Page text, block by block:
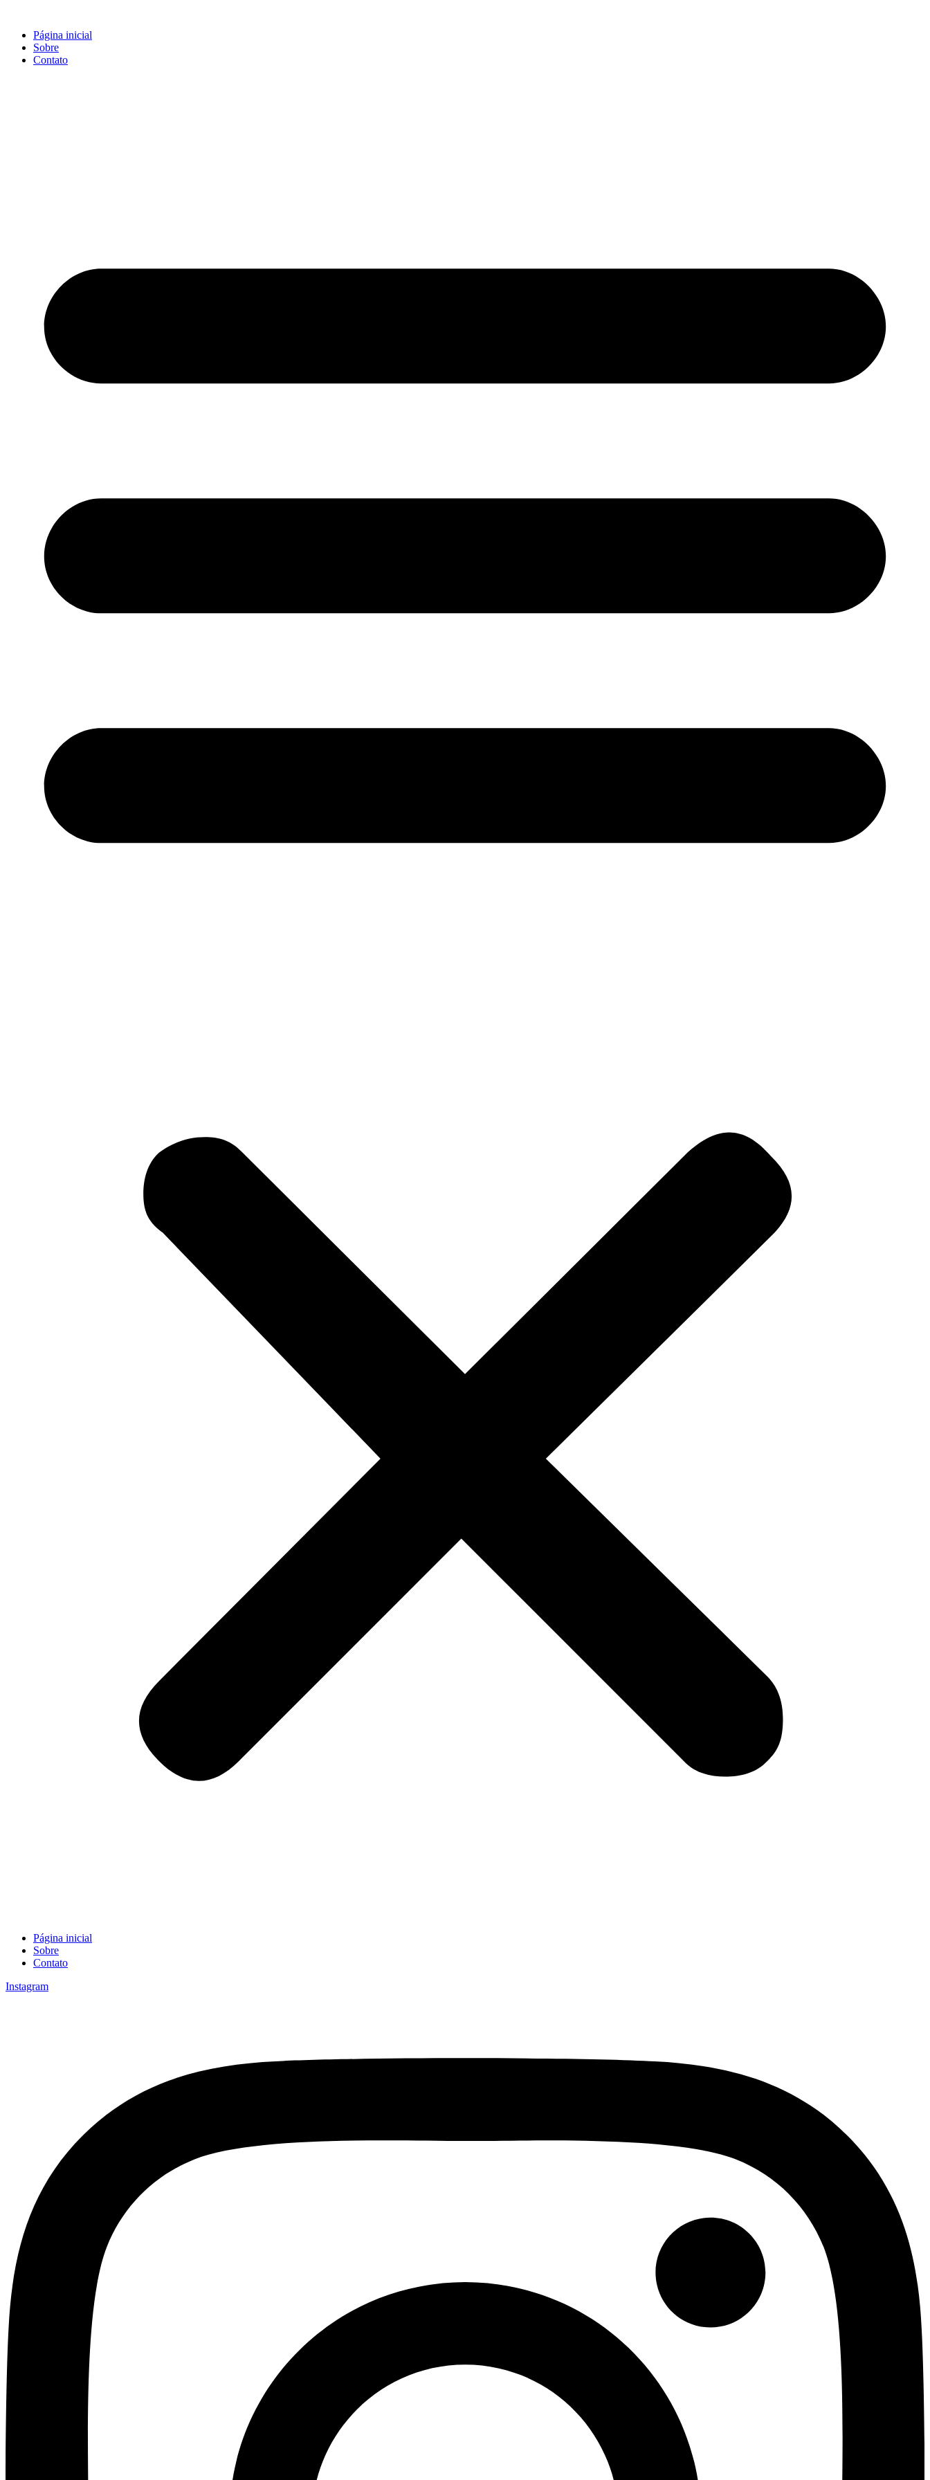
conteúdo
Página inicial
Sobre
Contato
Página inicial
Sobre
Contato
Instagram